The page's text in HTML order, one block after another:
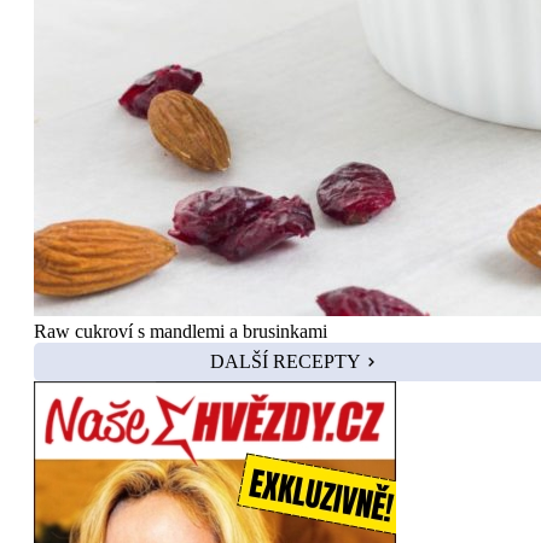
Raw cukroví s mandlemi a brusinkami
DALŠÍ RECEPTY